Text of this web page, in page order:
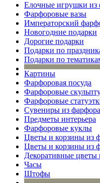
Елочные игрушки из
Фарфоровые вазы
Императорский
Новогодние подарки
Дорогие подарки
Подарки по
Подарки по
Картины
Фарфоровая посуда
Фарфоровые
Фарфоровые
Сувениры из фарфора
Предметы интерьера
Фарфоровые куклы
Цветы и корзины из
Цветы и корзины из
Декоративные цветы
Часы
Штофы